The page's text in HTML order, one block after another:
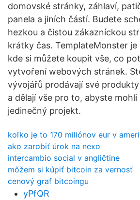
domovské stránky, záhlaví,
panela a jiních částí. Budete
hezkou a čistou zákazníckou
krátky čas. TemplateMonster je
kde si můžete koupit vše, co
vytvoření webových stránek.
vývojářů prodávají své
a dělají vše pro to, abyste
jedinečný projekt.
koľko je to 170 miliónov eur v
ako zarobiť úrok na nexo
intercambio social v angličtine
môžem si kúpiť bitcoin za vernosť
cenový graf bitcoingu
yPfQR